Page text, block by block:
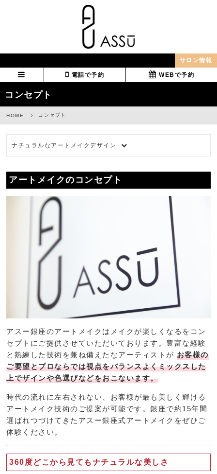
サロン情報
電話で予約 WEBで予約
コンセプト
HOME コンセプト
ナチュラルなアートメイクデザイン
アートメイクのコンセプト
アスー銀座のアートメイクはメイクが楽しくなるをコン
セプトにご提供させていただいております。豊富な経験
と熟練した技術を兼ね備えたなアーティストが お客様の
ご要望とプロならでは視点をバランスよくミックスした
上でザインや色選びなどをおこないます。
時代の流れに左右されない、お客様が最も美しく輝ける
アートメイク技術のご提案が可能です。銀座で約15年間
選ばれつづけてきたアスー銀座式アートメイクをぜひご
体験ください。
360度どこから見てもナチュラルな美しさ